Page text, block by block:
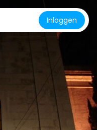
Inloggen